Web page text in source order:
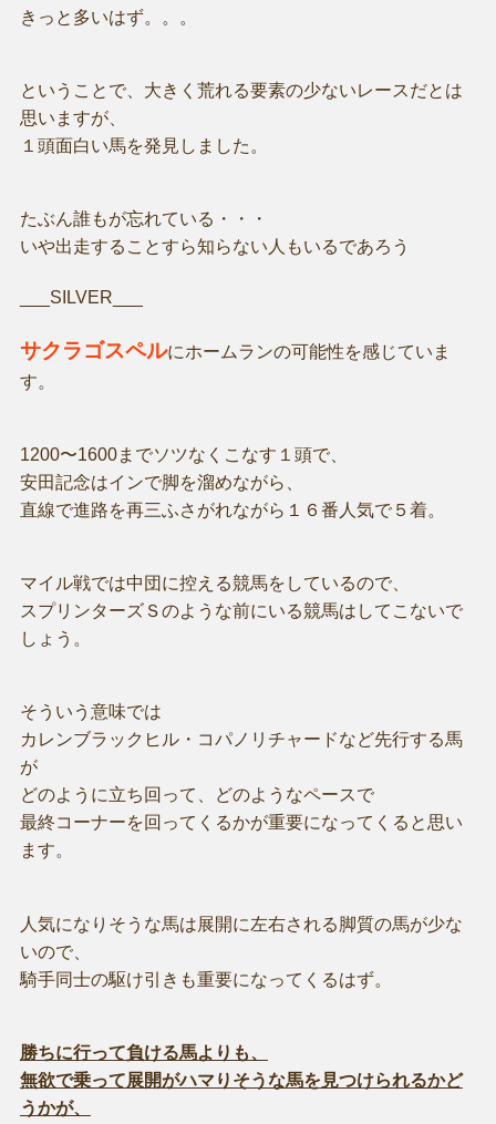
きっと多いはず。。。
ということで、大きく荒れる要素の少ないレースだとは
思いますが、
１頭面白い馬を発見しました。
たぶん誰もが忘れている・・・
いや出走することすら知らない人もいるであろう
___SILVER___
サクラゴスペルにホームランの可能性を感じていま
す。
1200〜1600までソツなくこなす１頭で、
安田記念はインで脚を溜めながら、
直線で進路を再三ふさがれながら１６番人気で５着。
マイル戦では中団に控える競馬をしているので、
スプリンターズＳのような前にいる競馬はしてこないで
しょう。
そういう意味では
カレンブラックヒル・コパノリチャードなど先行する馬
が
どのように立ち回って、どのようなペースで
最終コーナーを回ってくるかが重要になってくると思い
ます。
人気になりそうな馬は展開に左右される脚質の馬が少な
いので、
騎手同士の駆け引きも重要になってくるはず。
勝ちに行って負ける馬よりも、
無欲で乗って展開がハマりそうな馬を見つけられるかど
うかが、